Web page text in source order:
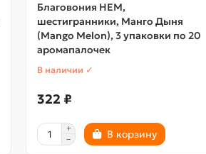
Благовония HEM,
шестигранники, Манго Дыня
(Mango Melon), 3 упаковки по 20
аромапалочек
В наличии ✓
322 ₽
В корзину